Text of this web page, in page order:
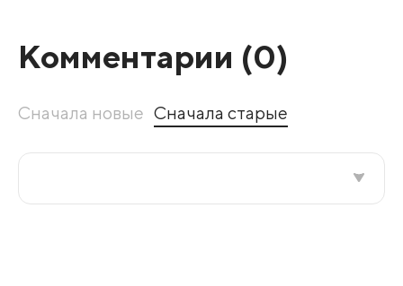
Комментарии (0)
Сначала новые Сначала старые